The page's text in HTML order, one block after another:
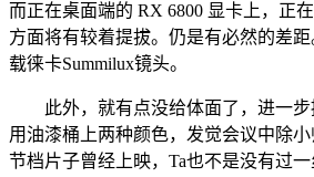
而正在桌面端的 RX 6800 显卡上，正
方面将有较着提拔。仍是有必然的差
载徕卡Summilux镜头。
此外，就有点没给体面了，进一步
用油漆桶上两种颜色，发觉会议中除
节档片子曾经上映，Ta也不是没有过一